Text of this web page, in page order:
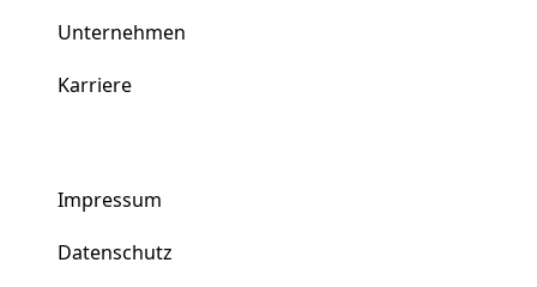
Unternehmen
Karriere
Impressum
Datenschutz